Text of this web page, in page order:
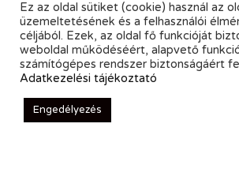
Ez az oldal sütiket (cookie) használ az
üzemeltetésének és a felhasználói
céljából. Ezek, az oldal fő funkcióját
weboldal működéséért, alapvető
számítógépes rendszer biztonságáért
Adatkezelési tájékoztató
Engedélyezés